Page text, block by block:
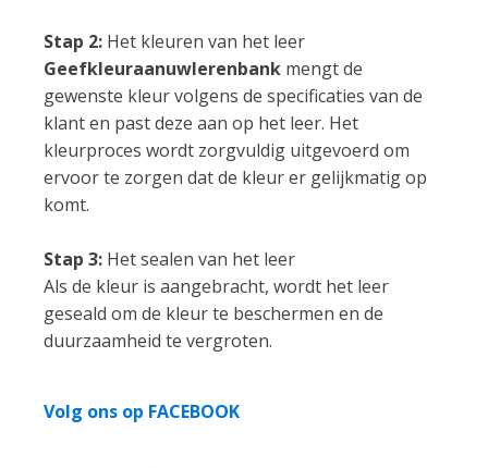
Stap 2: Het kleuren van het leer
Geefkleuraanuwlerenbank mengt de
gewenste kleur volgens de specificaties van de
klant en past deze aan op het leer. Het
kleurproces wordt zorgvuldig uitgevoerd om
ervoor te zorgen dat de kleur er gelijkmatig op
komt.
Stap 3: Het sealen van het leer
Als de kleur is aangebracht, wordt het leer
geseald om de kleur te beschermen en de
duurzaamheid te vergroten.
Volg ons op FACEBOOK